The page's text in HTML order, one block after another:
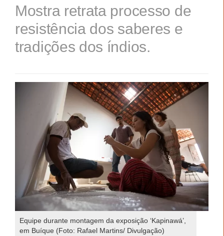
Mostra retrata processo de
resistência dos saberes e
tradições dos índios.
Equipe durante montagem da exposição ‘Kapinawá’,
em Buíque (Foto: Rafael Martins/ Divulgação)